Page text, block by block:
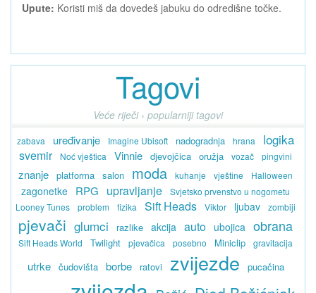
Upute: Koristi miš da dovedeš jabuku do odredišne točke.
Tagovi
Veće riječi › popularniji tagovi
zabava uređivanje Imagine Ubisoft nadogradnja hrana logika
svemir Noć vještica Vinnie djevojčica oružja vozač pingvini
znanje platforma salon moda kuhanje vještine Halloween
zagonetke RPG upravljanje
Svjetsko prvenstvo u nogometu
Looney Tunes
problem fizika Sift Heads Viktor ljubav zombiji
pjevači glumci razlike akcija auto ubojica obrana
Sift Heads World Twilight pjevačica posebno Miniclip gravitacija
utrke čudovišta borbe ratovi zvijezde pucačina